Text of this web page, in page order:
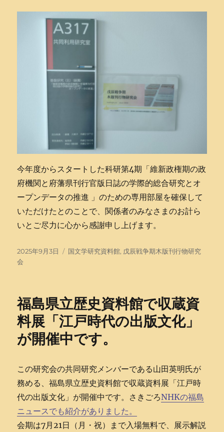
今年度からスタートした科研第4期「維新政権期の政
府機関と府藩県刊行官版日誌の学際的総合研究とオ
ープンデータの推進 」のための専用部屋を確保して
いただけたとのことで、関係者のみなさまのお計ら
いとご尽力に心から感謝申し上げます。
投
稿
2025年9月3日
タ
国文学研究資料館, 戊辰戦争期木版刊行物研究
会
福島県立歴史資料館で収蔵資
料展「江戸時代の出版文化」
が開催中です。
この研究会の共同研究メンバーである山田英明氏が
務める、福島県立歴史資料館で収蔵資料展「江戸時
代の出版文化」が開催中です。さきごろNHKの福島
ニュースでも紹介がありました。
会期は7月21日（月・祝）まで入場無料で、展示解説